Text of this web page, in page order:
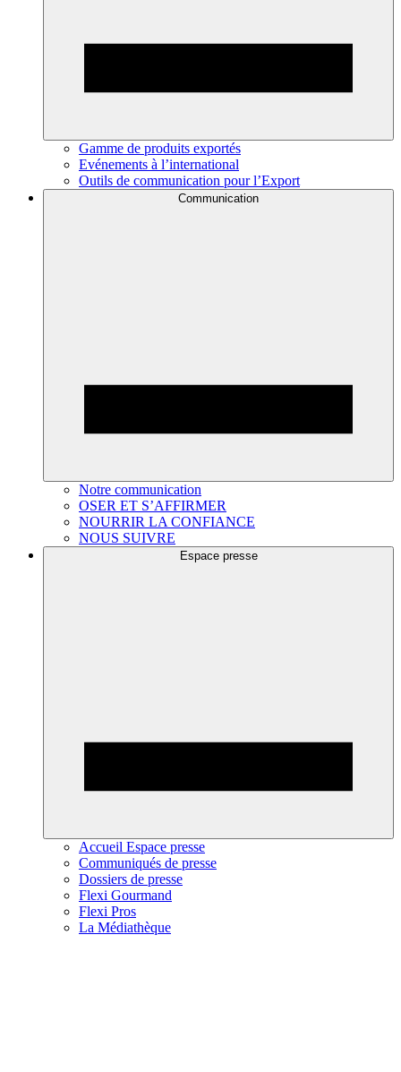
Gamme de produits exportés
Evénements à l’international
Outils de communication pour l’Export
Communication
Notre communication
OSER ET S’AFFIRMER
NOURRIR LA CONFIANCE
NOUS SUIVRE
Espace presse
Accueil Espace presse
Communiqués de presse
Dossiers de presse
Flexi Gourmand
Flexi Pros
La Médiathèque